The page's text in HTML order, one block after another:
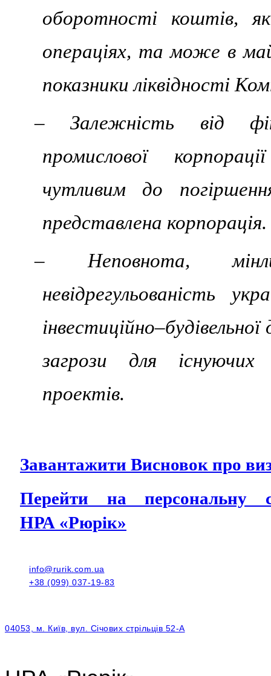
оборотності коштів,
операціях, та може в
показники ліквідності
– Залежність від
промислової
чутливим до
представлена корпорація.
– Неповнота,
невідрегульованість
загрози для існуючих
проектів.
Завантажити Висновок про
Перейти на персональну
НРА «Рюрік»
info@rurik.com.ua
+38 (099) 037-19-83
04053, м. Київ, вул. Січових стрільців 52-А